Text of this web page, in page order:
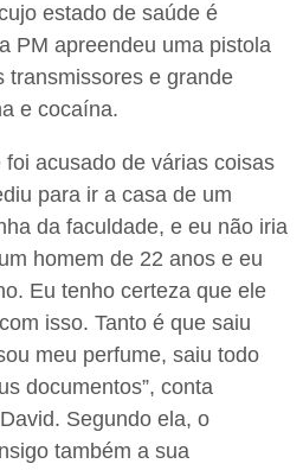
estado de saúde é
PM apreendeu uma pistola
transmissores e grande
e cocaína.
foi acusado de várias coisas
para ir a casa de um
da faculdade, e eu não iria
homem de 22 anos e eu
Eu tenho certeza que ele
isso. Tanto é que saiu
meu perfume, saiu todo
documentos”, conta
Segundo ela, o
também a sua